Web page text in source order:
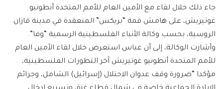
جاء ذلك خلال لقاء مع الأمين العام للأمم المتحدة أنطونيو
غوتيريش، على هامش قمة “بريكس” المنعقدة في مدينة قازان
الروسية، بحسب وكالة الأنباء الفلسطينية الرسمية “وفا”.
وأشارت الوكالة، إلى أن عباس استعرض خلال لقاء الأمين العام
للأمم المتحدة أنطونيو غوتيريش آخر التطورات الفلسطينية،
مؤكدا “ضرورة وقف عدوان الاحتلال (إسرائيل) الشامل، وجرائم